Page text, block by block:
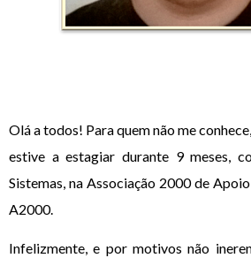
Olá a todos! Para quem não me
estive a estagiar durante 9 meses,
Sistemas, na Associação 2000 de
A2000.
Infelizmente, e por motivos não